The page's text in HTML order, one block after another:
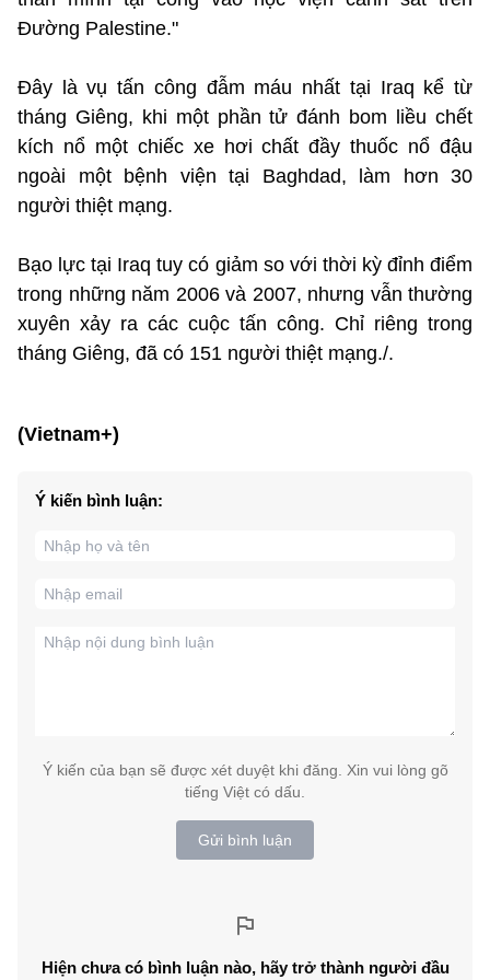
Đường Palestine."
Đây là vụ tấn công đẫm máu nhất tại Iraq kể từ
tháng Giêng, khi một phần tử đánh bom liều chết
kích nổ một chiếc xe hơi chất đầy thuốc nổ đậu
ngoài một bệnh viện tại Baghdad, làm hơn 30
người thiệt mạng.
Bạo lực tại Iraq tuy có giảm so với thời kỳ đỉnh điểm
trong những năm 2006 và 2007, nhưng vẫn thường
xuyên xảy ra các cuộc tấn công. Chỉ riêng trong
tháng Giêng, đã có 151 người thiệt mạng./.
(Vietnam+)
Ý kiến bình luận:
Ý kiến của bạn sẽ được xét duyệt khi đăng. Xin vui lòng gõ
tiếng Việt có dấu.
Gửi bình luận
Hiện chưa có bình luận nào, hãy trở thành người đầu